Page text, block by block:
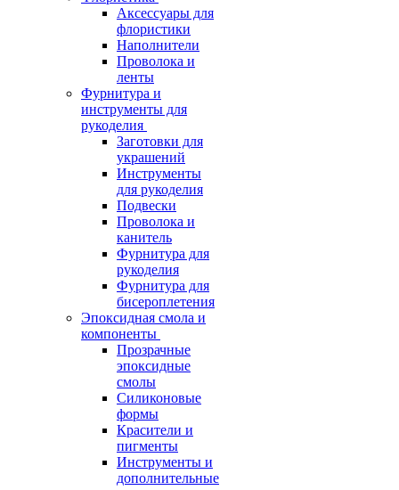
Аксессуары для
флористики
Наполнители
Проволока и
ленты
Фурнитура и
инструменты для
рукоделия
Заготовки для
украшений
Инструменты
для рукоделия
Подвески
Проволока и
канитель
Фурнитура для
рукоделия
Фурнитура для
бисероплетения
Эпоксидная смола и
компоненты
Прозрачные
эпоксидные
смолы
Силиконовые
формы
Красители и
пигменты
Инструменты и
дополнительные